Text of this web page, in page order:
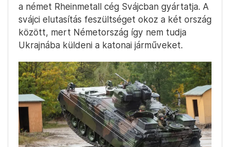
a német Rheinmetall cég Svájcban gyártatja. A
svájci elutasítás feszültséget okoz a két ország
között, mert Németország így nem tudja
Ukrajnába küldeni a katonai járműveket.